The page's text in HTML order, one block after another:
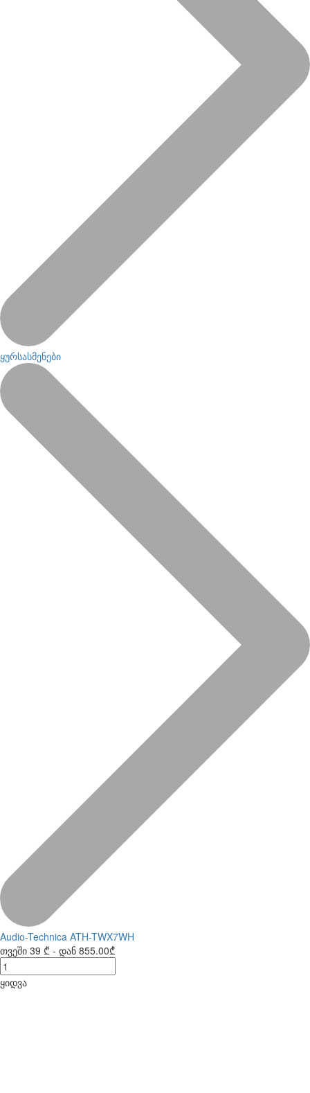
ყურსასმენები
Audio-Technica ATH-TWX7WH
თვეში 39 ₾ - დან 855.00₾
ყიდვა